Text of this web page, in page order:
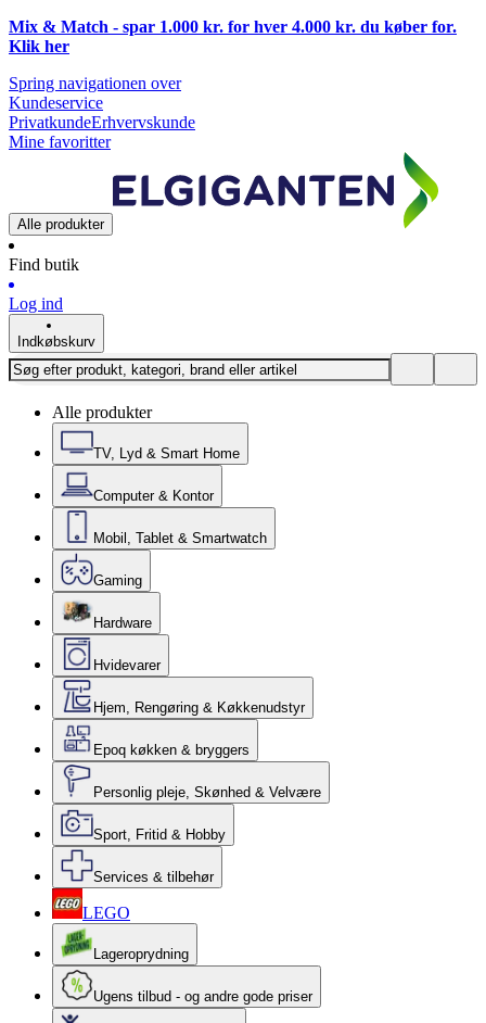
Mix & Match - spar 1.000 kr. for hver 4.000 kr. du køber for.
Klik her
Spring navigationen over
Kundeservice
PrivatkundeErhvervskunde
Mine favoritter
Alle produkter
Find butik
Log ind
Indkøbskurv
Alle produkter
TV, Lyd & Smart Home
Computer & Kontor
Mobil, Tablet & Smartwatch
Gaming
Hardware
Hvidevarer
Hjem, Rengøring & Køkkenudstyr
Epoq køkken & bryggers
Personlig pleje, Skønhed & Velvære
Sport, Fritid & Hobby
Services & tilbehør
LEGO
Lageroprydning
Ugens tilbud - og andre gode priser